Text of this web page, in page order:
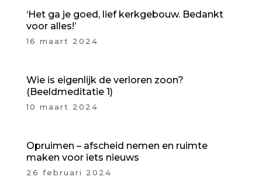
‘Het ga je goed, lief kerkgebouw. Bedankt
voor alles!’
16 maart 2024
Wie is eigenlijk de verloren zoon?
(Beeldmeditatie 1)
10 maart 2024
Opruimen – afscheid nemen en ruimte
maken voor iets nieuws
26 februari 2024